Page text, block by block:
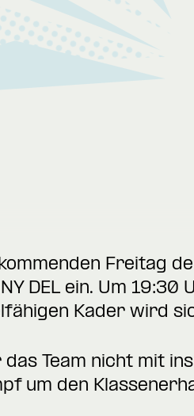
Freitag
DEL ein. Um
Kader wird
das Team nicht mit
um den